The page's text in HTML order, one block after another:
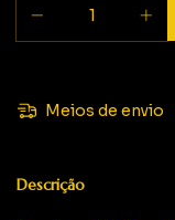
Meios de envio
Descrição